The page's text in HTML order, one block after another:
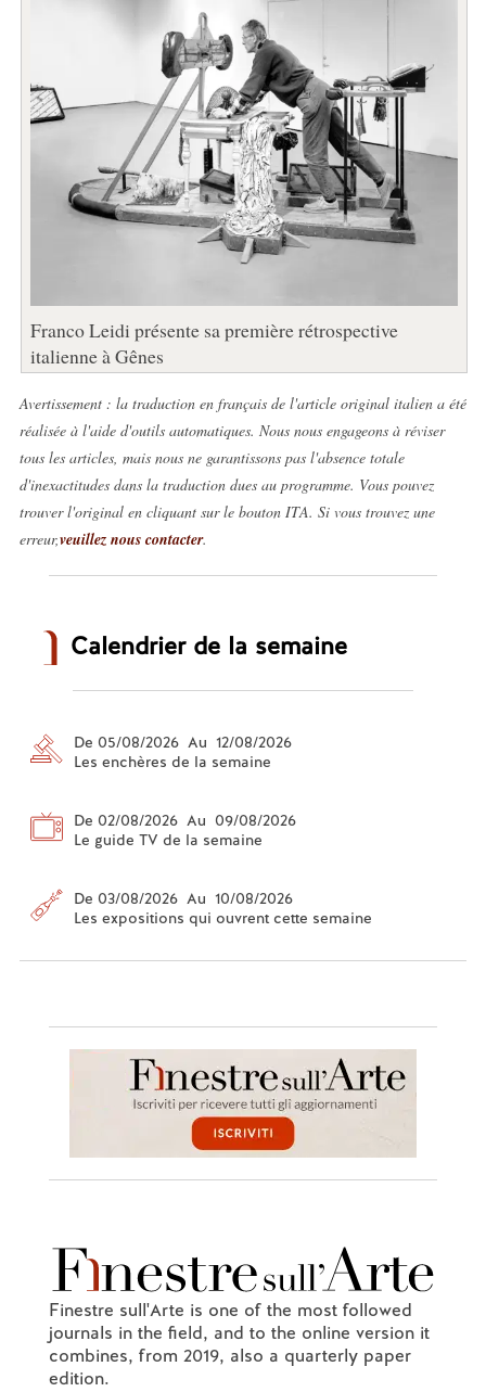
Franco Leidi présente sa première rétrospective
italienne à Gênes
Avertissement : la traduction en français de l'article original italien a été
réalisée à l'aide d'outils automatiques. Nous nous engageons à réviser
tous les articles, mais nous ne garantissons pas l'absence totale
d'inexactitudes dans la traduction dues au programme. Vous pouvez
trouver l'original en cliquant sur le bouton ITA. Si vous trouvez une
erreur,veuillez nous contacter.
Calendrier de la semaine
De 05/08/2026 Au 12/08/2026
Les enchères de la semaine
De 02/08/2026 Au 09/08/2026
Le guide TV de la semaine
De 03/08/2026 Au 10/08/2026
Les expositions qui ouvrent cette semaine
Finestre sull'Arte is one of the most followed
journals in the field, and to the online version it
combines, from 2019, also a quarterly paper
edition.